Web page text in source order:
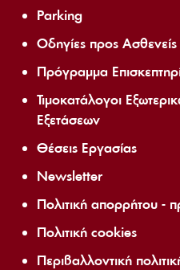
Parking
Οδηγίες προς
Πρόγραμμα
Τιμοκατάλογοι
Εξετάσεων
Θέσεις Εργασίας
Newsletter
Πολιτική απορρήτου -
Πολιτική cookies
Περιβαλλοντική